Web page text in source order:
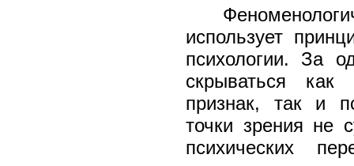
использует
психологии. За
скрываться как
признак, так и
точки зрения не
психических